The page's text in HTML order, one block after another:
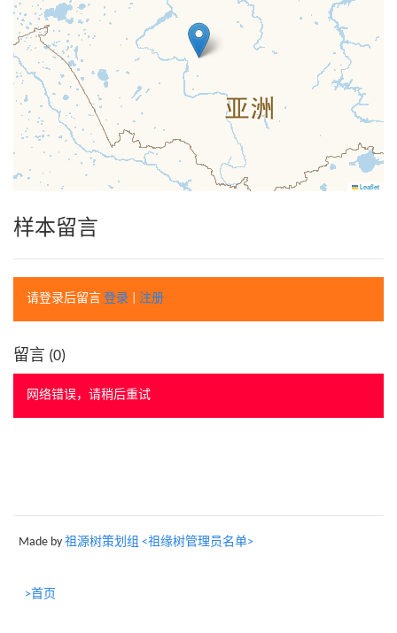
Leaflet
样本留言
请登录后留言 登录 注册
留言 (0)
网络错误，请稍后重试
Made by 祖源树策划组 <祖缘树管理员名单>
>首页